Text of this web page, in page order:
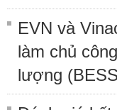
EVN và
làm chủ
lượng